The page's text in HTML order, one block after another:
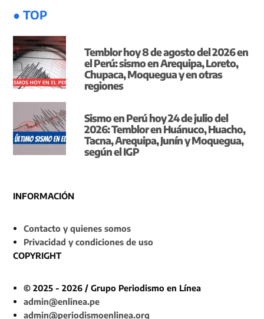
● TOP
Temblor hoy 8 de agosto del 2026 en
el Perú: sismo en Arequipa, Loreto,
Chupaca, Moquegua y en otras
regiones
Sismo en Perú hoy 24 de julio del
2026: Temblor en Huánuco, Huacho,
Tacna, Arequipa, Junín y Moquegua,
según el IGP
INFORMACIÓN
Contacto y quienes somos
Privacidad y condiciones de uso
COPYRIGHT
© 2025 - 2026 / Grupo Periodismo en Línea
admin@enlinea.pe
admin@periodismoenlinea.org